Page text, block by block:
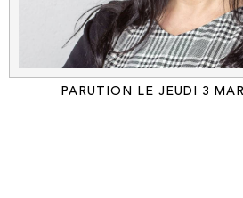
PARUTION LE JEUDI 3